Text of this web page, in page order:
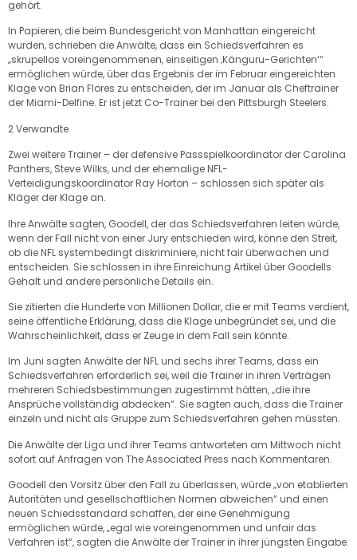
gehört.
In Papieren, die beim Bundesgericht von Manhattan eingereicht
wurden, schrieben die Anwälte, dass ein Schiedsverfahren es
„skrupellos voreingenommenen, einseitigen ‚Känguru-Gerichten‘“
ermöglichen würde, über das Ergebnis der im Februar eingereichten
Klage von Brian Flores zu entscheiden, der im Januar als Cheftrainer
der Miami-Delfine. Er ist jetzt Co-Trainer bei den Pittsburgh Steelers.
2 Verwandte
Zwei weitere Trainer – der defensive Passspielkoordinator der Carolina
Panthers, Steve Wilks, und der ehemalige NFL-
Verteidigungskoordinator Ray Horton – schlossen sich später als
Kläger der Klage an.
Ihre Anwälte sagten, Goodell, der das Schiedsverfahren leiten würde,
wenn der Fall nicht von einer Jury entschieden wird, könne den Streit,
ob die NFL systembedingt diskriminiere, nicht fair überwachen und
entscheiden. Sie schlossen in ihre Einreichung Artikel über Goodells
Gehalt und andere persönliche Details ein.
Sie zitierten die Hunderte von Millionen Dollar, die er mit Teams verdient,
seine öffentliche Erklärung, dass die Klage unbegründet sei, und die
Wahrscheinlichkeit, dass er Zeuge in dem Fall sein könnte.
Im Juni sagten Anwälte der NFL und sechs ihrer Teams, dass ein
Schiedsverfahren erforderlich sei, weil die Trainer in ihren Verträgen
mehreren Schiedsbestimmungen zugestimmt hätten, „die ihre
Ansprüche vollständig abdecken“. Sie sagten auch, dass die Trainer
einzeln und nicht als Gruppe zum Schiedsverfahren gehen müssten.
Die Anwälte der Liga und ihrer Teams antworteten am Mittwoch nicht
sofort auf Anfragen von The Associated Press nach Kommentaren.
Goodell den Vorsitz über den Fall zu überlassen, würde „von etablierten
Autoritäten und gesellschaftlichen Normen abweichen“ und einen
neuen Schiedsstandard schaffen, der eine Genehmigung
ermöglichen würde, „egal wie voreingenommen und unfair das
Verfahren ist“, sagten die Anwälte der Trainer in ihrer jüngsten Eingabe.